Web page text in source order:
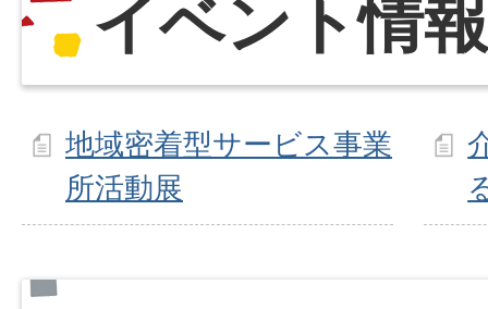
イベント情報
地域密着型サービス事業
所活動展